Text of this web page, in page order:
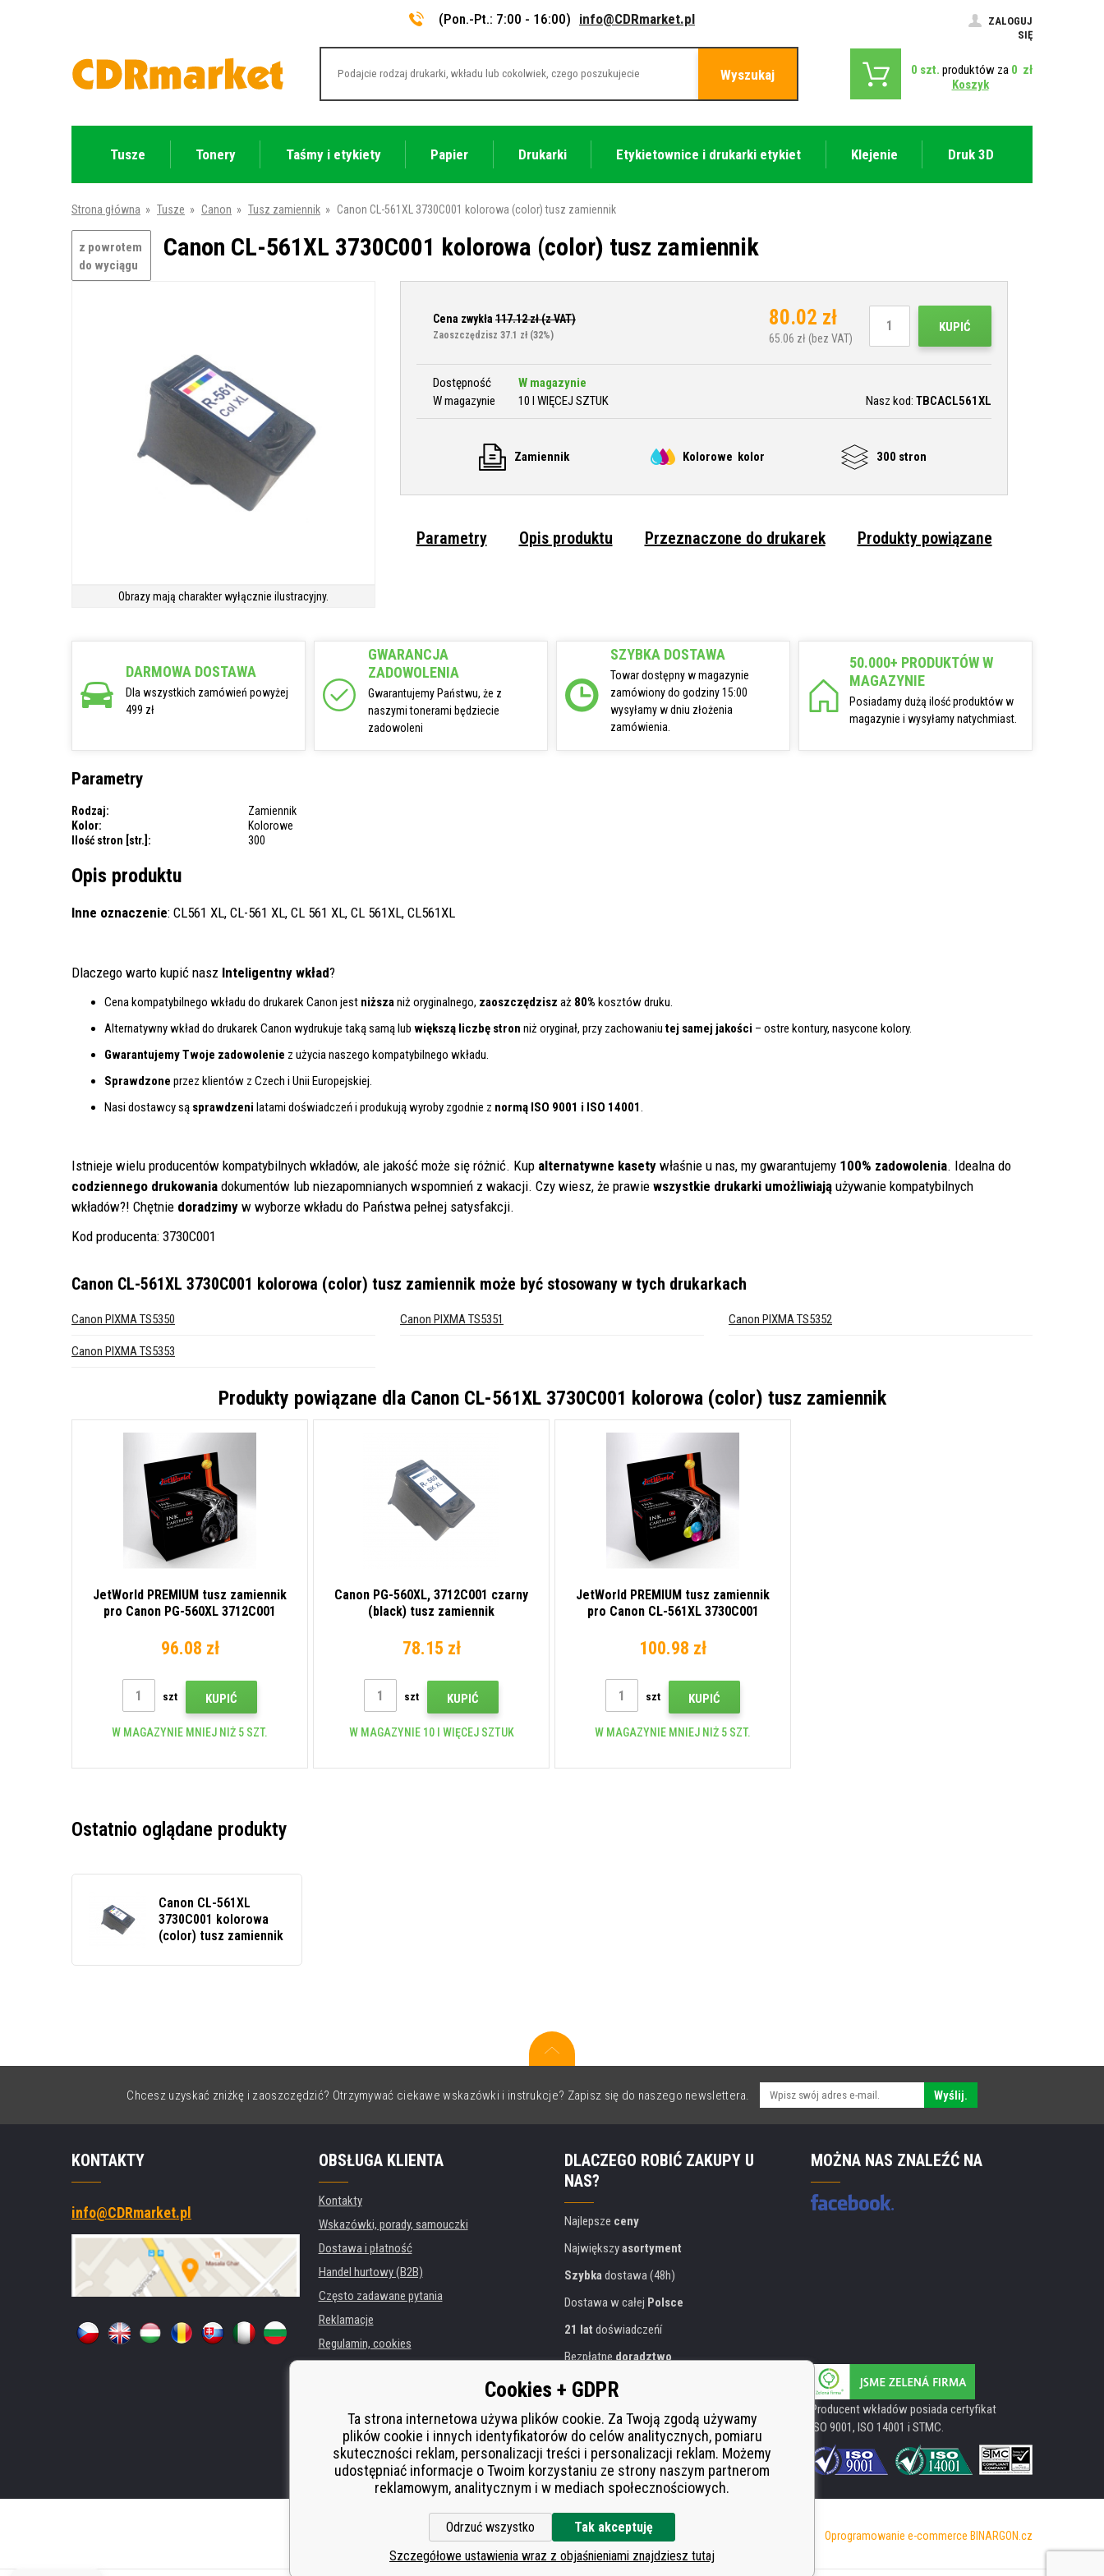
(Pon.-Pt.: 7:00 - 16:00) info@CDRmarket.pl
ZALOGUJ
SIĘ
Wyszukaj 0 szt. produktów za 0 zł
Koszyk
Tusze Tonery Taśmy i etykiety Papier Drukarki Etykietownice i drukarki etykiet Klejenie Druk 3D
Strona główna » Tusze » Canon » Tusz zamiennik » Canon CL-561XL 3730C001 kolorowa (color) tusz zamiennik
z powrotem
do wyciągu
Canon CL-561XL 3730C001 kolorowa (color) tusz zamiennik
Obrazy mają charakter wyłącznie ilustracyjny.
Cena zwykła 117.12zł (z VAT)
Zaoszczędzisz 37.1 zł (32%)
80.02 zł
65.06 zł (bez VAT)
KUPIĆ
Dostępność
W magazynie
W magazynie
10 I WIĘCEJ SZTUK Nasz kod: TBCACL561XL
Zamiennik Kolorowe kolor 300 stron
Parametry Opis produktu Przeznaczone do drukarek Produkty powiązane
DARMOWA DOSTAWA
Dla wszystkich zamówień powyżej
499 zł
GWARANCJA
ZADOWOLENIA
Gwarantujemy Państwu, że z
naszymi tonerami będziecie
zadowoleni
SZYBKA DOSTAWA
Towar dostępny w magazynie
zamówiony do godziny 15:00
wysyłamy w dniu złożenia
zamówienia.
50.000+ PRODUKTÓW W
MAGAZYNIE
Posiadamy dużą ilość produktów w
magazynie i wysyłamy natychmiast.
Parametry
Rodzaj:
Zamiennik
Kolor:
Kolorowe
Ilość stron [str.]:
300
Opis produktu
Inne oznaczenie: CL561 XL, CL-561 XL, CL 561 XL, CL 561XL, CL561XL
Dlaczego warto kupić nasz Inteligentny wkład?
Cena kompatybilnego wkładu do drukarek Canon jest niższaniż oryginalnego, zaoszczędzisz aż 80% kosztów druku.
Alternatywny wkład do drukarek Canon wydrukuje taką samą lub większą liczbę stron niż oryginał, przy zachowaniu tej samej jakości – ostre kontury, nasycone kolory.
Gwarantujemy Twoje zadowolenie z użycia naszego kompatybilnego wkładu.
Sprawdzone przez klientów z Czech i Unii Europejskiej.
Nasi dostawcy są sprawdzeni latami doświadczeń i produkują wyroby zgodnie z normą ISO 9001 i ISO 14001.
Istnieje wielu producentów kompatybilnych wkładów, ale jakość może się różnić. Kup alternatywne kasety właśnie u nas, my gwarantujemy 100% zadowolenia. Idealna do
codziennego drukowania dokumentów lub niezapomnianych wspomnień z wakacji. Czy wiesz, że prawie wszystkie drukarki umożliwiają używanie kompatybilnych
wkładów?! Chętnie doradzimy w wyborze wkładu do Państwa pełnej satysfakcji.
Kod producenta: 3730C001
Canon CL-561XL 3730C001 kolorowa (color) tusz zamiennik może być stosowany w tych drukarkach
Canon PIXMA TS5350 Canon PIXMA TS5351 Canon PIXMA TS5352
Canon PIXMA TS5353
Produkty powiązane dla Canon CL-561XL 3730C001 kolorowa (color) tusz zamiennik
JetWorld PREMIUM tusz zamiennik
pro Canon PG-560XL 3712C001
96.08 zł
szt KUPIĆ
W MAGAZYNIE MNIEJ NIŻ 5 SZT.
Canon PG-560XL, 3712C001 czarny
(black) tusz zamiennik
78.15 zł
szt KUPIĆ
W MAGAZYNIE 10 I WIĘCEJ SZTUK
JetWorld PREMIUM tusz zamiennik
pro Canon CL-561XL 3730C001
100.98 zł
szt KUPIĆ
W MAGAZYNIE MNIEJ NIŻ 5 SZT.
Ostatnio oglądane produkty
Canon CL-561XL
3730C001 kolorowa
(color) tusz zamiennik
Chcesz uzyskać zniżkę i zaoszczędzić? Otrzymywać ciekawe wskazówki i instrukcje? Zapisz się do naszego newslettera. Wyślij.
KONTAKTY
info@CDRmarket.pl
OBSŁUGA KLIENTA
Kontakty
Wskazówki, porady, samouczki
Dostawa i płatność
Handel hurtowy (B2B)
Często zadawane pytania
Reklamacje
Regulamin, cookies
Wynajem drukarek
Wydajność zastępcza
Odstoupení od smlouvy
DLACZEGO ROBIĆ ZAKUPY U
NAS?
Najlepsze ceny
Największyasortyment
Szybkadostawa (48h)
Dostawa w całej Polsce
21 lat doświadczeńí
Bezpłatnedoradztwo
Przyjazne podejście
Złoty certyfikat
Heureka
Bezpiecznepłatności online
MOŻNA NAS ZNALEŹĆ NA
Producent wkładów posiada certyfikat
ISO 9001, ISO 14001 i STMC.
Oprogramowanie e-commerce BINARGON.cz
Cookies + GDPR
Ta strona internetowa używa plików cookie. Za Twoją zgodą używamy
plików cookie i innych identyfikatorów do celów analitycznych, pomiaru
skuteczności reklam, personalizacji treści i personalizacji reklam. Możemy
udostępniać informacje o Twoim korzystaniu ze strony naszym partnerom
reklamowym, analitycznym i w mediach społecznościowych.
Odrzuć wszystko
Tak akceptuję
Szczegółowe ustawienia wraz z objaśnieniami znajdziesz tutaj